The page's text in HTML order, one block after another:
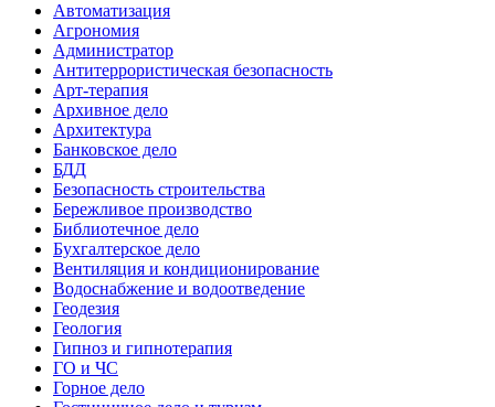
Автоматизация
Агрономия
Администратор
Антитеррористическая безопасность
Арт-терапия
Архивное дело
Архитектура
Банковское дело
БДД
Безопасность строительства
Бережливое производство
Библиотечное дело
Бухгалтерское дело
Вентиляция и кондиционирование
Водоснабжение и водоотведение
Геодезия
Геология
Гипноз и гипнотерапия
ГО и ЧС
Горное дело